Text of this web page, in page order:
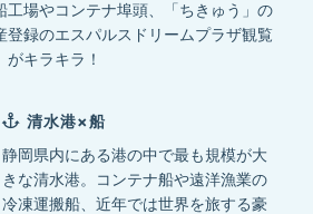
工場やコンテナ埠頭、「ちきゅう」の
登録のエスパルスドリームプラザ観覧
キラキラ！
清水港×船
静岡県内にある港の中で最も規模が大
きな清水港。コンテナ船や遠洋漁業の
冷凍運搬船、近年では世界を旅する豪